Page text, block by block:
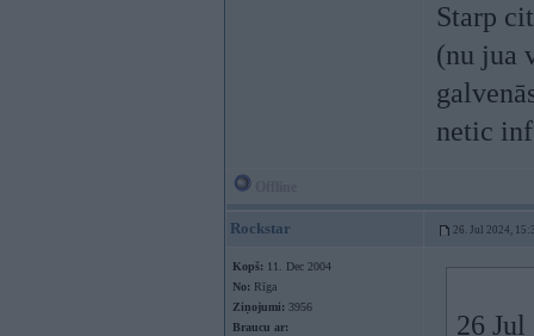
Starp
(nu jua
netic
Rockstar 26. Jul 2024,
Kopš: 11. Dec 2004
No: Rīga
Ziņojumi: 3956
Braucu ar:
26